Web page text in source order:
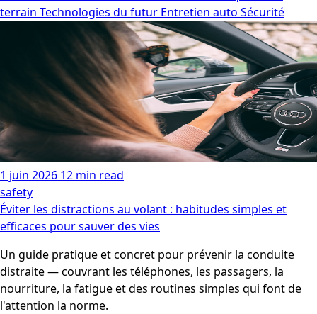
terrain Technologies du futur Entretien auto Sécurité
1 juin 2026 12 min read
safety
Éviter les distractions au volant : habitudes simples et
efficaces pour sauver des vies
Un guide pratique et concret pour prévenir la conduite
distraite — couvrant les téléphones, les passagers, la
nourriture, la fatigue et des routines simples qui font de
l'attention la norme.